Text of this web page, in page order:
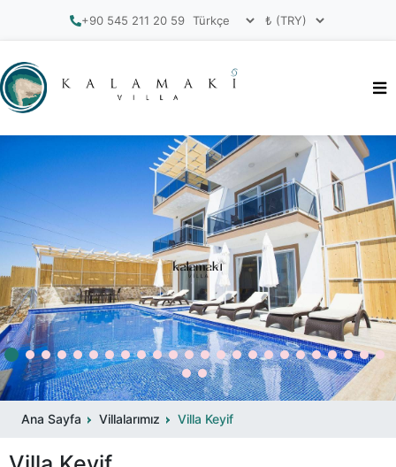
+90 545 211 20 59
Ana Sayfa Villalarımız Villa Keyif